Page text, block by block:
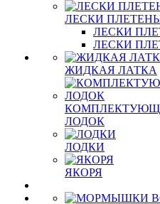
ЛЕСКИ
ЛЕСКИ
ЛЕСКИ
ЖИДКАЯ ЛАТКА
ЛОДОК
ЛОДКИ
ЯКОРЯ